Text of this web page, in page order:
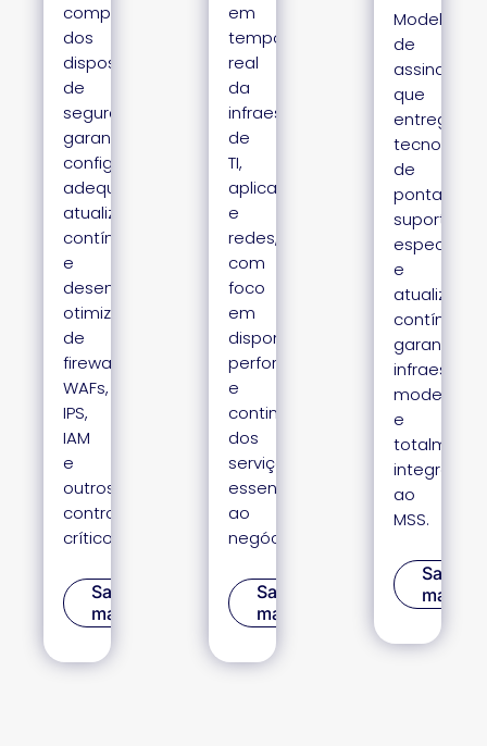
completa
dos
dispositivos
de
segurança,
garantindo
configuração
adequada,
atualizações
contínuas
e
desempenho
otimizado
de
firewalls,
WAFs,
IPS,
IAM
e
outros
controles
críticos.
Saiba
mais
em
tempo
real
da
infraestrutura
de
TI,
aplicações
e
redes,
com
foco
em
disponibilidade,
performance
e
continuidade
dos
serviços
essenciais
ao
negócio.
Saiba
mais
Modelo
de
assinatura
que
entrega
tecnologia
de
ponta,
suporte
e
atualização
contínua,
garantindo
moderna
e
totalmente
integrada
ao
MSS.
Saiba
mais